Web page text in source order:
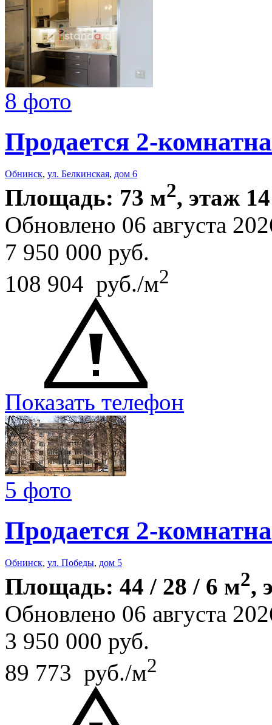
8 фото
Продается 2-
Обнинск, ул. Белкинская, дом 6
Площадь: 73 м2, этаж
Обновлено 06 августа
7 950 000 руб.
108 904 руб./м2
Показать телефон
5 фото
Продается 2-
Обнинск, ул. Победы, дом 5
Площадь: 44 / 28 / 6 м2,
Обновлено 06 августа
3 950 000 руб.
89 773 руб./м2